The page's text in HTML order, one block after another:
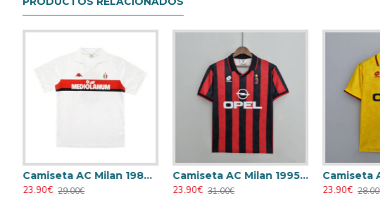
Camiseta AC Milan 1988/1989 Visitante Retro
23.90€ 29.00€
Camiseta AC Milan 1995/1996 Local Retro
23.90€ 31.00€
23.90€